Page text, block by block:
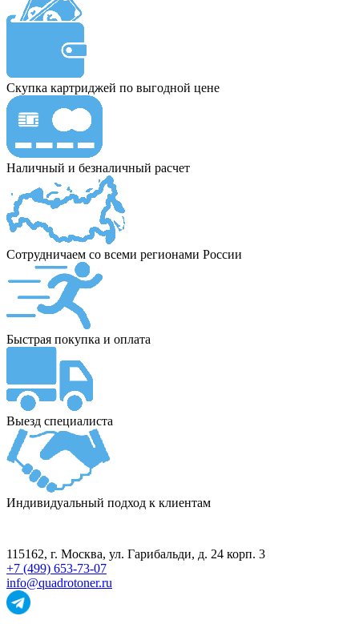
Скупка картриджей по выгодной цене
Наличный и безналичный расчет
Сотрудничаем со всеми регионами России
Быстрая покупка и оплата
Выезд специалиста
Индивидуальный подход к клиентам
115162, г. Москва, ул. Гарибальди, д. 24 корп. 3
+7 (499) 653-73-07
info@quadrotoner.ru